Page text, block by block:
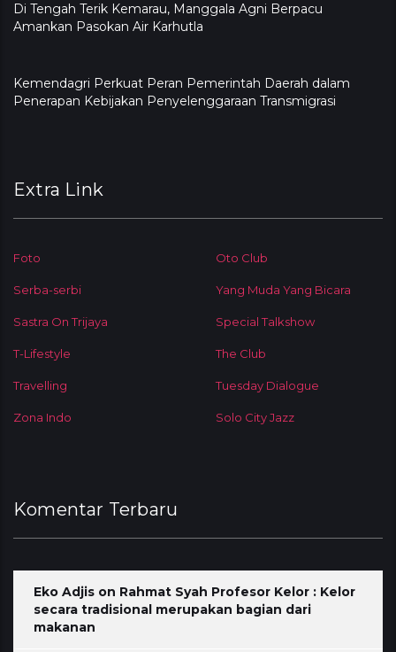
​Di Tengah Terik Kemarau, Manggala Agni Berpacu
Amankan Pasokan Air Karhutla
Kemendagri Perkuat Peran Pemerintah Daerah dalam
Penerapan Kebijakan Penyelenggaraan Transmigrasi
Extra Link
Foto Oto Club
Serba-serbi Yang Muda Yang Bicara
Sastra On Trijaya Special Talkshow
T-Lifestyle The Club
Travelling Tuesday Dialogue
Zona Indo Solo City Jazz
Komentar Terbaru
Eko Adjis on Rahmat Syah Profesor Kelor : Kelor
secara tradisional merupakan bagian dari
makanan